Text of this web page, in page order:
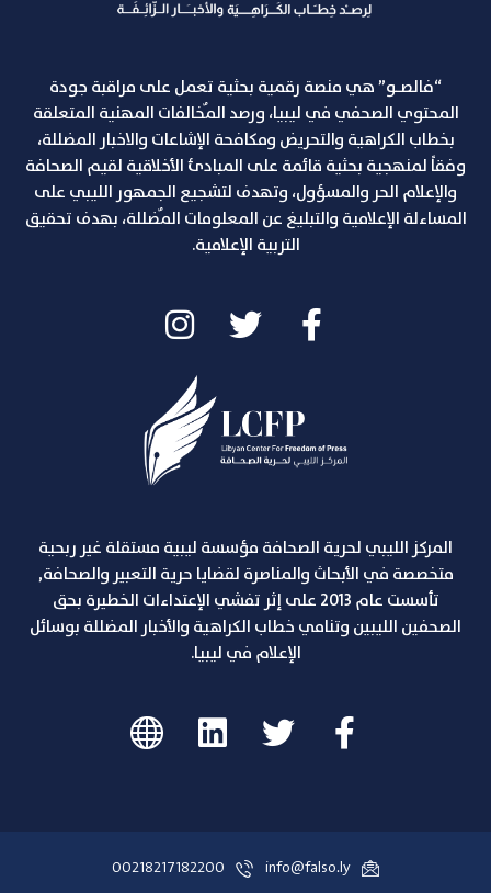
“فالصـو” هي منصة رقمية بحثية تعمل على مراقبة جودة
المحتوي الصحفي في ليبيا، ورصد المٌخالفات المهنية المتعلقة
بخطاب الكراهية والتحريض ومكافحة الإشاعات والاخبار المضللة،
وفقاً لمنهجية بحثية قائمة على المبادئ الأخلاقية لقيم الصحافة
والإعلام الحر والمسؤول، وتهدف لتشجيع الجمهور الليبي على
المساءلة الإعلامية والتبليغ عن المعلومات المٌضللة، بهدف تحقيق
التربية الإعلامية.
المركز الليبي لحرية الصحافة مؤسسة ليبية مستقلة غير ربحية
متخصصة في الأبحاث والمناصرة لقضايا حرية التعبير والصحافة,
تأسست عام 2013 على إثر تفشي الإعتداءات الخطيرة بحق
الصحفين الليبين وتنامي خطاب الكراهية والأخبار المضللة بوسائل
الإعلام في ليبيا.
info@falso.ly
00218217182200